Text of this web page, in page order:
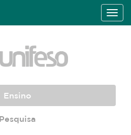
Ensino
Pesquisa